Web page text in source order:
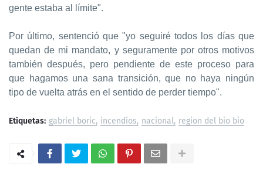
gente estaba al límite".
Por último, sentenció que "yo seguiré todos los días que
quedan de mi mandato, y seguramente por otros motivos
también después, pero pendiente de este proceso para
que hagamos una sana transición, que no haya ningún
tipo de vuelta atrás en el sentido de perder tiempo".
Etiquetas: gabriel boric incendios nacional region del bio bio